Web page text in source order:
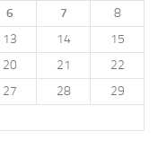
6 7
8
13 14
15
20 21
22
27 28
29